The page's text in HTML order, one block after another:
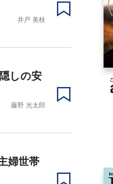
井戸 美枝
しの安
藤野 光太郎
婦世帯